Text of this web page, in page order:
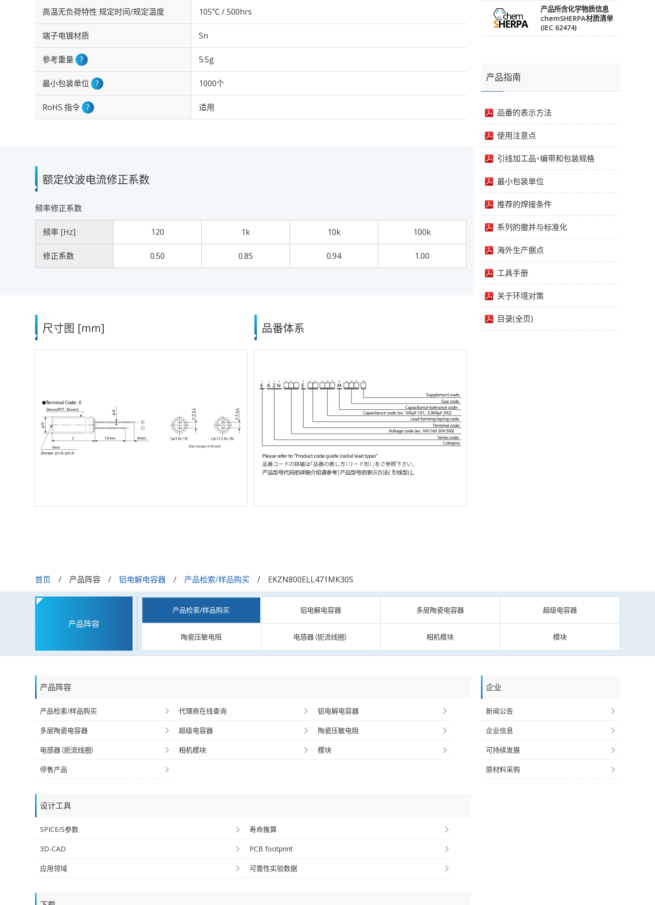
高温无负荷特性 规定时间/规定温度 105℃ / 500hrs
端子电镀材质 Sn
参考重量 ? 5.5g
最小包装单位 ? 1000个
RoHS 指令 ? 适用
额定纹波电流修正系数
频率修正系数
频率 [Hz] 120 1k 10k 100k
修正系数 0.50 0.85 0.94 1.00
尺寸图 [mm] 品番体系
产品所含化学物质信息
chemSHERPA材质清单
(IEC 62474)
产品指南
品番的表示方法
使用注意点
引线加工品・编带和包装规格
最小包装单位
推荐的焊接条件
系列的撤并与标准化
海外生产据点
工具手册
关于环境对策
目录(全页)
首页 产品阵容 铝电解电容器 产品检索/样品购买 EKZN800ELL471MK30S
产品阵容
产品检索/样品购买 铝电解电容器 多层陶瓷电容器 超级电容器
陶瓷压敏电阻 电感器（扼流线圈） 相机模块 模块
产品阵容
产品检索/样品购买 代理商在线查询 铝电解电容器
多层陶瓷电容器 超级电容器 陶瓷压敏电阻
电感器（扼流线圈） 相机模块 模块
停售产品
设计工具
SPICE/S参数 寿命推算
3D-CAD PCB footprint
应用领域 可靠性实验数据
企业
新闻公告
企业信息
可持续发展
原材料采购